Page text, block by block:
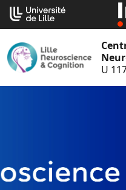
Aller
au
contenu
U
Cookies management panel